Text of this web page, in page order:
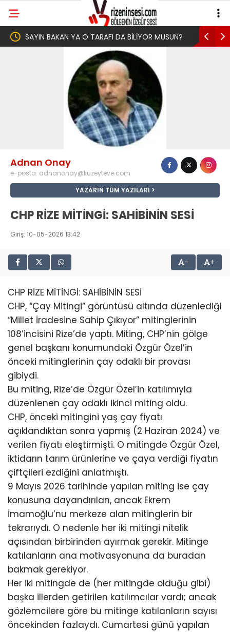
YA O TARAFI DA BİLİYOR MUSUN? Yeni Parti İktidar
Memleketi Rize’den
Adnan Onay
e-posta: adnanonay@kuzeyteve.com
YAZARIN TÜM YAZILARI
CHP RİZE MİTİNGİ: SAHİBİNİN SESİ
Giriş: 10-05-2026 13:42
- +
CHP RİZE MİTİNGİ: SAHİBİNİN SESİ
CHP, “Çay Mitingi” görüntüsü altında düzenlediği
“Millet İradesine Sahip Çıkıyor” mitinglerinin
108’incisini Rize’de yaptı. Miting, CHP’nin gölge
genel başkanı konumundaki Özgür Özel’in
önceki mitinglerinin çay odaklı bir provası
gibiydi.
Bu miting, Rize’de Özgür Özel’in katılımıyla
düzenlenen çay odaklı ikinci miting oldu.
CHP, önceki mitingini yaş çay fiyatı
açıklandıktan sonra yapmış (2 Haziran 2024) ve
verilen fiyatı eleştirmişti. O mitingde Özgür Özel,
iktidarın tarım ürünlerine ve çaya verdiği fiyatın
çiftçileri ezdiğini anlatmıştı.
9 Mayıs 2026 tarihinde yapılan miting ise çay
konusuna dayandırılan, ancak Ekrem
İmamoğlu’nu merkeze alan mitinglerin bir
tekrarıydı. O nedenle her iki mitingi nitelik
açısından birbirinden ayırmak gerekir. Mitinge
katılanların ana motivasyonuna da buradan
bakmak gerekiyor.
Her iki mitingde de (her mitingde olduğu gibi)
başka illerden getirilen katılımcılar vardı; ancak
gözlemcilere göre bu mitinge katılanların sayısı
öncekinden fazlaydı. Cumartesi günü yapılan